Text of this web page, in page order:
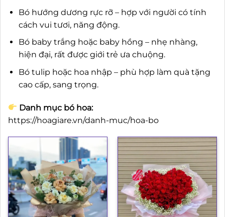
Bó hướng dương rực rỡ – hợp với người có tính
cách vui tươi, năng động.
Bó baby trắng hoặc baby hồng – nhẹ nhàng,
hiện đại, rất được giới trẻ ưa chuộng.
Bó tulip hoặc hoa nhập – phù hợp làm quà tặng
cao cấp, sang trọng.
Danh mục bó hoa:
https://hoagiare.vn/danh-muc/hoa-bo